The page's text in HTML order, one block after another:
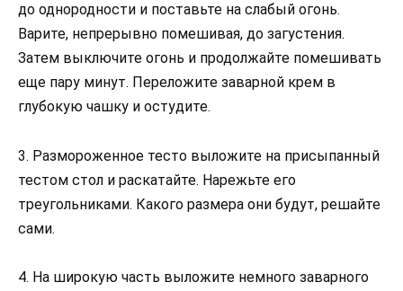
до однородности и поставьте на слабый огонь.
Варите, непрерывно помешивая, до загустения.
Затем выключите огонь и продолжайте помешивать
еще пару минут. Переложите заварной крем в
глубокую чашку и остудите.
3. Размороженное тесто выложите на присыпанный
тестом стол и раскатайте. Нарежьте его
треугольниками. Какого размера они будут, решайте
сами.
4. На широкую часть выложите немного заварного